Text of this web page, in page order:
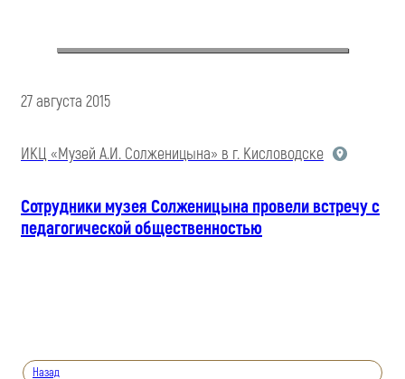
27 августа 2015
ИКЦ «Музей А.И. Солженицына» в г. Кисловодске
Сотрудники музея Солженицына провели встречу с
педагогической общественностью
Назад